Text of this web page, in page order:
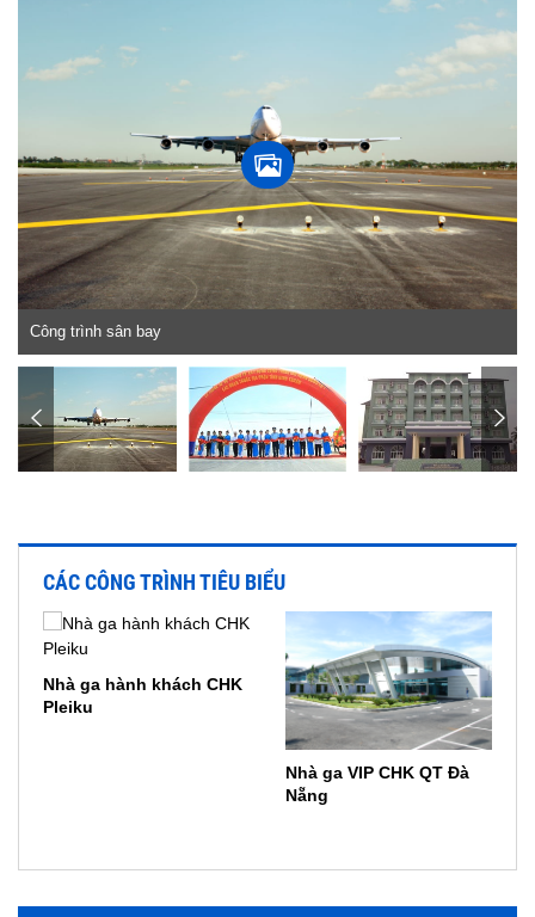
Công trình sân bay
CÁC CÔNG TRÌNH TIÊU BIỂU
Nhà ga hành khách CHK
Pleiku
Nhà ga VIP CHK QT Đà
Nẵng